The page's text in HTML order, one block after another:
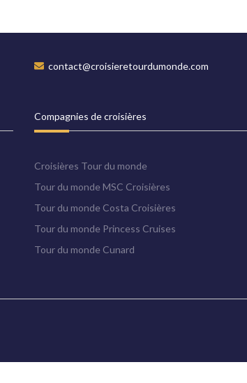
contact@croisieretourdumonde.com
Compagnies de croisières
Croisières Tour du monde
Tour du monde MSC Croisières
Tour du monde Costa Croisières
Tour du monde Princess Cruises
Tour du monde Cunard